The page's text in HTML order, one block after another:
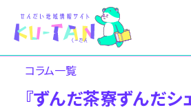
コラム⼀覧
『ずんだ茶寮ずんだシ